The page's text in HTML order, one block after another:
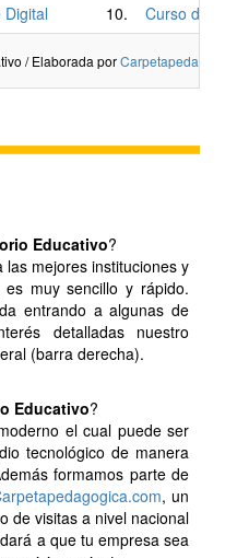
10. Curso de
/ Elaborada por
Educativo?
mejores instituciones y
es muy sencillo y rápido.
entrando a algunas de
detalladas nuestro
(barra derecha).
Educativo?
el cual puede ser
tecnológico de manera
formamos parte de
, un
de visitas a nivel nacional
a que tu empresa sea